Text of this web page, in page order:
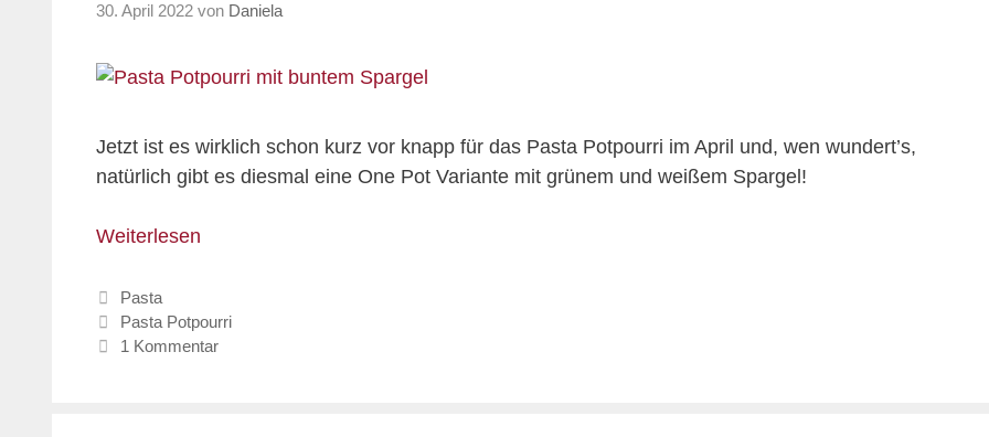
30. April 2022 von Daniela
Jetzt ist es wirklich schon kurz vor knapp für das Pasta Potpourri im April und, wen wundert’s,
natürlich gibt es diesmal eine One Pot Variante mit grünem und weißem Spargel!
Weiterlesen
Kategorien
Pasta
Schlagwörter
Pasta Potpourri
1 Kommentar